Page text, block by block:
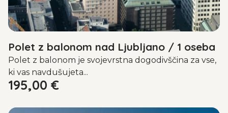
Polet z balonom nad Ljubljano / 1 oseba
Polet z balonom je svojevrstna dogodivščina za vse,
ki vas navdušujeta...
195,00 €